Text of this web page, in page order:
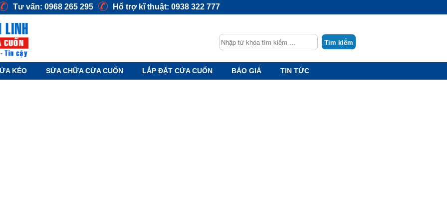
Tư vấn: 0968 265 295 Hổ trợ kĩ thuật: 0938 322 777
Search
KÉO SỬA CHỮA CỬA CUỐN LẮP ĐẶT CỬA CUỐN BÁO GIÁ TIN TỨC